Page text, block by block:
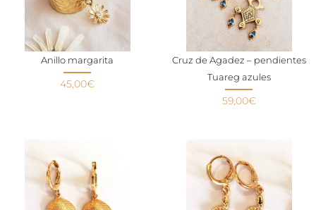
Anillo margarita
45,00€
Cruz de Agadez – pendientes
Tuareg azules
59,00€